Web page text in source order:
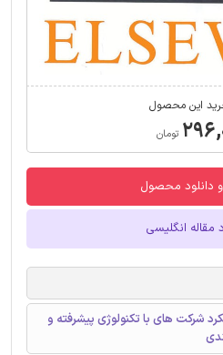
این محصول
تومان
دانلود محصول
مقاله انگلیسی
شرکت های با تکنولوژی پیشرفته و